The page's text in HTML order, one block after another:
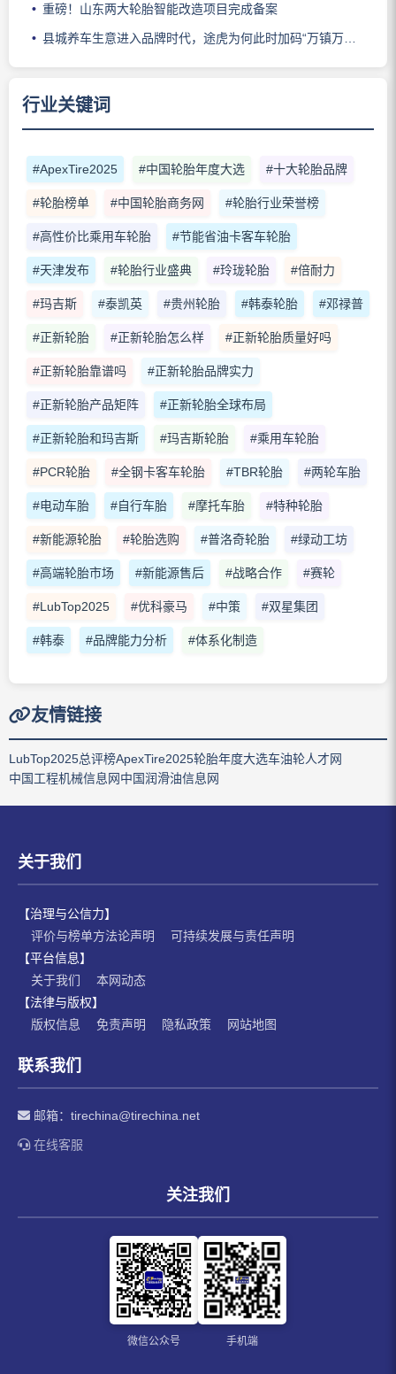
重磅！山东两大轮胎智能改造项目完成备案
县城养车生意进入品牌时代，途虎为何此时加码“万镇万店”？
行业关键词
#ApexTire2025 #中国轮胎年度大选 #十大轮胎品牌
#轮胎榜单 #中国轮胎商务网 #轮胎行业荣誉榜
#高性价比乘用车轮胎 #节能省油卡客车轮胎
#天津发布 #轮胎行业盛典 #玲珑轮胎 #倍耐力
#玛吉斯 #泰凯英 #贵州轮胎 #韩泰轮胎 #邓禄普
#正新轮胎 #正新轮胎怎么样 #正新轮胎质量好吗
#正新轮胎靠谱吗 #正新轮胎品牌实力
#正新轮胎产品矩阵 #正新轮胎全球布局
#正新轮胎和玛吉斯 #玛吉斯轮胎 #乘用车轮胎
#PCR轮胎 #全钢卡客车轮胎 #TBR轮胎 #两轮车胎
#电动车胎 #自行车胎 #摩托车胎 #特种轮胎
#新能源轮胎 #轮胎选购 #普洛奇轮胎 #绿动工坊
#高端轮胎市场 #新能源售后 #战略合作 #赛轮
#LubTop2025 #优科豪马 #中策 #双星集团
#韩泰 #品牌能力分析 #体系化制造
友情链接
LubTop2025总评榜ApexTire2025轮胎年度大选车油轮人才网
中国工程机械信息网中国润滑油信息网
关于我们
【治理与公信力】
评价与榜单方法论声明
可持续发展与责任声明
【平台信息】
关于我们
本网动态
【法律与版权】
版权信息
免责声明 隐私政策 网站地图
联系我们
邮箱： tirechina@tirechina.net
在线客服
关注我们
微信公众号 手机端